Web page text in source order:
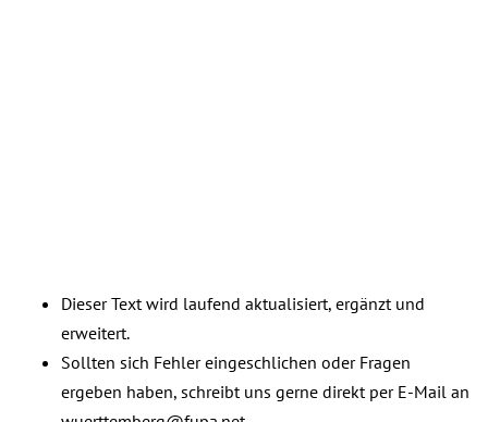
Dieser Text wird laufend aktualisiert, ergänzt und
erweitert.
Sollten sich Fehler eingeschlichen oder Fragen
ergeben haben, schreibt uns gerne direkt per E-Mail an